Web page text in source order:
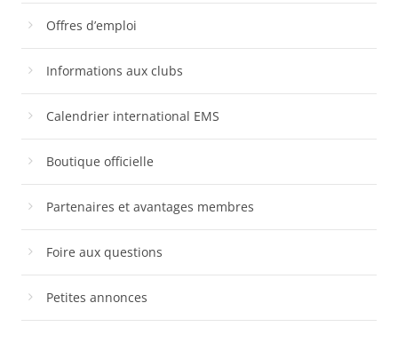
Offres d’emploi
Informations aux clubs
Calendrier international EMS
Boutique officielle
Partenaires et avantages membres
Foire aux questions
Petites annonces